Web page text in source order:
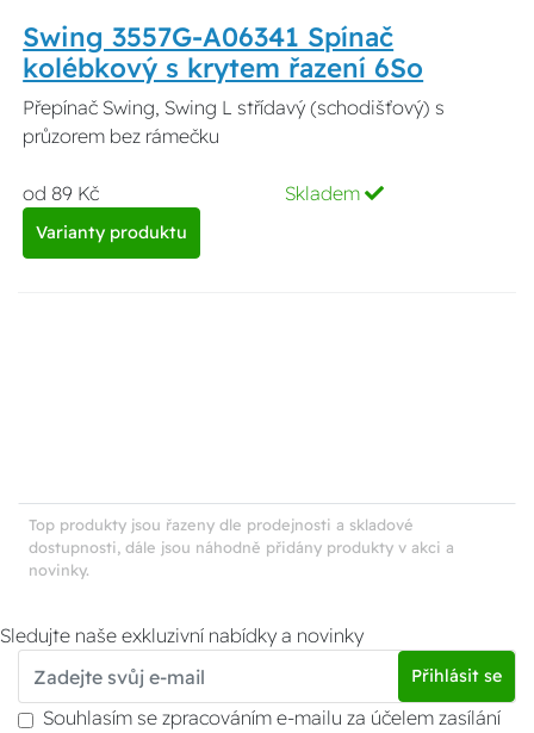
Swing 3557G-A06341 Spínač
kolébkový s krytem řazení 6So
Přepínač Swing, Swing L střídavý (schodišťový) s
průzorem bez rámečku
od 89 Kč Skladem
Varianty produktu
Top produkty jsou řazeny dle prodejnosti a skladové
dostupnosti, dále jsou náhodně přidány produkty v akci a
novinky.
Sledujte naše exkluzivní nabídky a novinky
Přihlásit se
Souhlasím se zpracováním e-mailu za účelem zasílání